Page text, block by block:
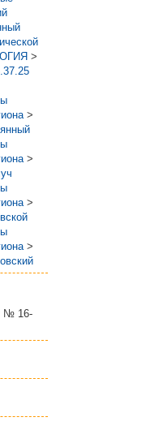
>
>
>
>
>
№ 16-